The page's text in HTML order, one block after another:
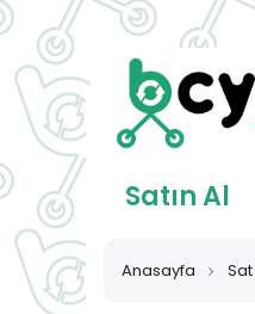
Satın Al
Anasayfa Sat